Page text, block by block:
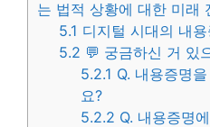
는 법적 상황에 대한 미래
5.1 디지털 시대의 내
5.2 💬 궁금하신 거 있
5.2.1 Q. 내용증명
요?
5.2.2 Q. 내용증명